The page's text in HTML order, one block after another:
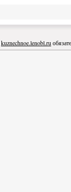
kuznechnoe.lenobl.ru